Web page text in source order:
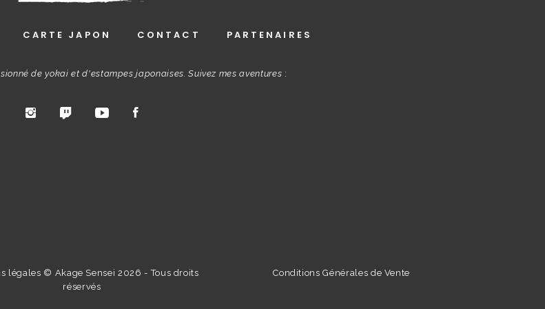
CARTE JAPON CONTACT PARTENAIRES
de yokai et d'estampes japonaises. Suivez mes aventures :
légales © Akage Sensei 2026 - Tous droits
réservés
Conditions Générales de Vente